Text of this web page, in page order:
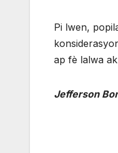
Pi lwen,
ap fè lalwa
Jefferson